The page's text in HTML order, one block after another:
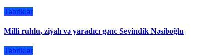
Təbriklər
Milli ruhlu, ziyalı və yaradıcı gənc Sevindik Nəsiboğlu
Təbriklər